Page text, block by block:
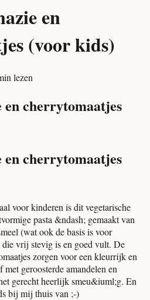
en
(voor kids)
lezen
cherrytomaatjes
cherrytomaatjes
voor kinderen is dit vegetarische
pasta &ndash; gemaakt van
(wat ook de basis is voor
vrij stevig is en goed vult. De
zorgen voor een kleurrijk en
geroosterde amandelen en
gerecht heerlijk smeu&iuml;g. En
bij mij thuis van ;-)